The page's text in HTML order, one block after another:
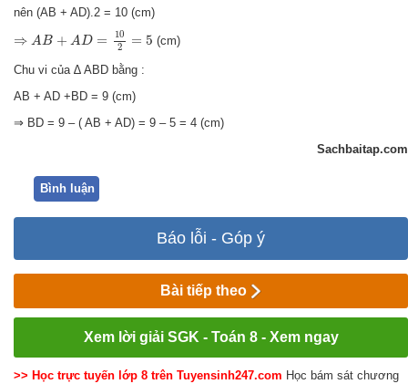
nên (AB + AD).2 = 10 (cm)
⇒ AB + AD =
10
2
= 5
5
(cm)
Chu vi của ∆ ABD bằng :
AB + AD +BD = 9 (cm)
⇒ BD = 9 – ( AB + AD) = 9 – 5 = 4 (cm)
Sachbaitap.com
Bình luận
Báo lỗi - Góp ý
Bài tiếp theo
Xem lời giải SGK - Toán 8 - Xem ngay
>> Học trực tuyến lớp 8 trên Tuyensinh247.com Học bám sát chương